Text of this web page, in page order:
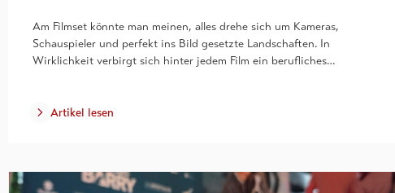
Am Filmset könnte man meinen, alles drehe sich um Kameras,
Schauspieler und perfekt ins Bild gesetzte Landschaften. In
Wirklichkeit verbirgt sich hinter jedem Film ein berufliches…
Artikel lesen